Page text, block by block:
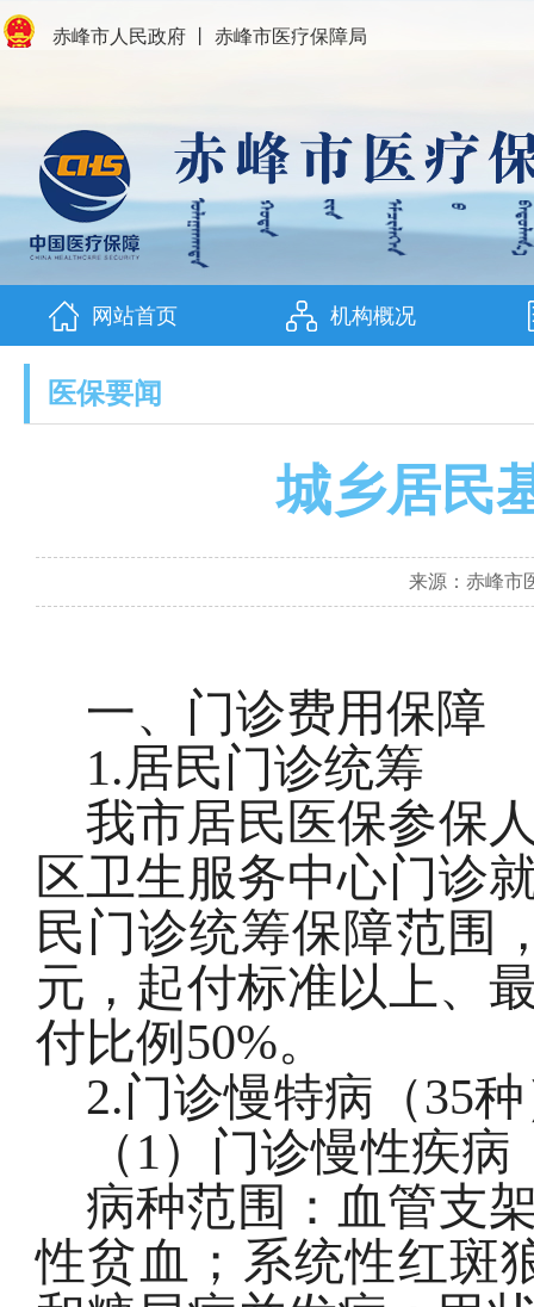
赤峰市人民政府 赤峰市医疗保障局
网站首页 机构概况
医保要闻
城乡居民
来源：赤峰市
一、门诊费用保障
1.居民门诊统筹
我市居民医保参保
区卫生服务中心门诊
民门诊统筹保障范围
元，起付标准以上、
付比例 50%。
2.门诊慢特病（35
（1）门诊慢性疾病
病种范围：血管支
性贫血；系统性红斑